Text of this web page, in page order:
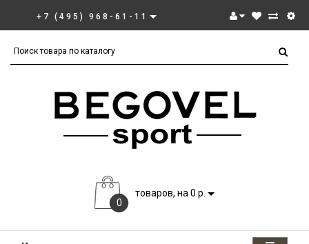
+7 (495) 968-61-11
0
товаров, на 0 р.